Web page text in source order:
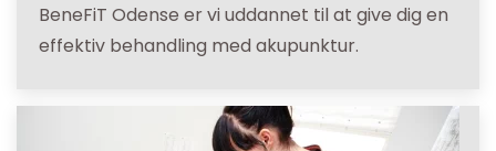
BeneFiT Odense er vi uddannet til at give dig en
effektiv behandling med akupunktur.